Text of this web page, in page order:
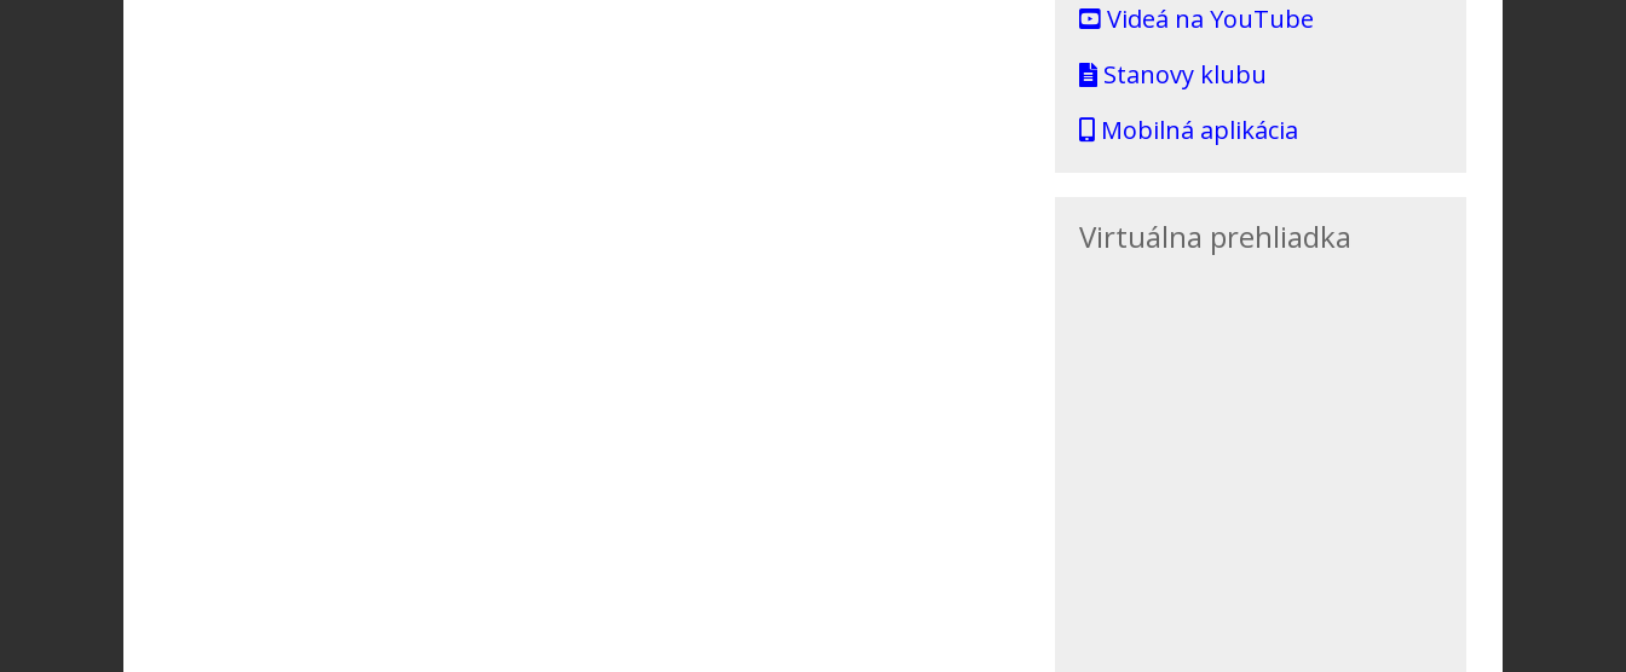
Videá na YouTube
Stanovy klubu
Mobilná aplikácia
Virtuálna prehliadka